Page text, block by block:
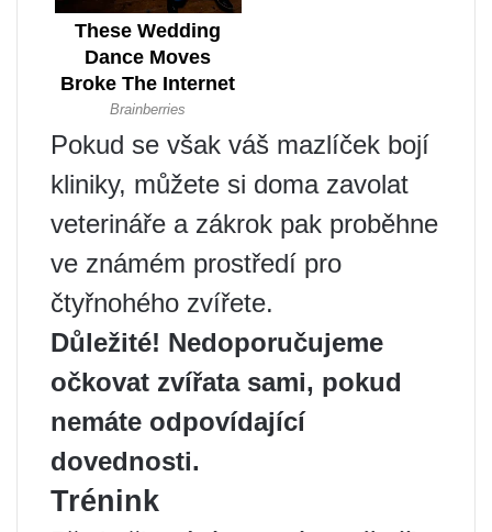
Pokud se však váš mazlíček bojí
kliniky, můžete si doma zavolat
veterináře a zákrok pak proběhne
ve známém prostředí pro
čtyřnohého zvířete.
Důležité! Nedoporučujeme
očkovat zvířata sami, pokud
nemáte odpovídající
dovednosti.
Trénink